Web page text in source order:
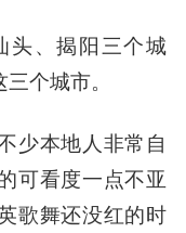
头、揭阳三个城
个城市。
少本地人非常自
可看度一点不亚
歌舞还没红的时